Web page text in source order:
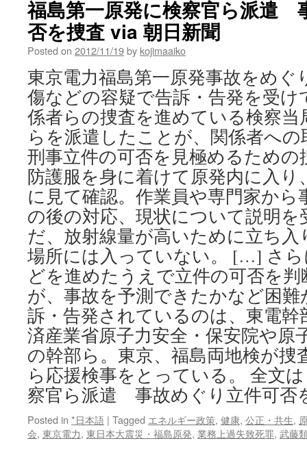
長、
班
目
春
樹
氏
の
証
言
（第
1
回）
via
JB
Press
目
氏
を
任
聴
取…
原
発
事
故
対
応
の
告
発
で
via
Yomiuri
Online
福島第一原発に検察官ら派遣
否を捜査 via 朝日新聞
Posted on 2012/11/19by kojimaaiko
東京電力福島第一原発事故をめぐ
傷などの容疑で告訴・告発を受け
係者らの捜査を進めている検察当
らを派遣したことが、関係者へ
刑事立件の可否を見極めるため
防護服を身に着けて原発内に入り
に見て確認。作業員や専門家から
の後の対応、現状について説明
だ、放射線量が高いために立ち
場所には入っていない。 […] さ
どを進めたうえで立件の可否を
が、事故を予測できたかなど困
訴・告発されているのは、東電
済産業省原子力安全・保安院や原
の幹部ら。東京、福島両地検が捜
ら応援検事をとっている。 全文
察官ら派遣 事故めぐり立件可否
Posted in *日本語 | Tagged エネルギー政策, 健康, 公正・共生,
会, 東京電力, 東日本大震災・福島原発, 業務上過失致死罪, 武藤